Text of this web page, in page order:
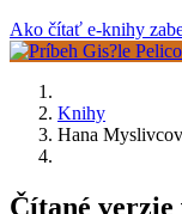
Ako čítať e-knihy
Knihy
Hana
Čítané